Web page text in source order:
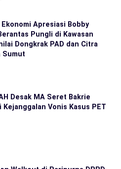
Ekonomi Apresiasi Bobby
Pungli di Kawasan
Dongkrak PAD dan Citra
Sumut
Desak MA Seret Bakrie
Kejanggalan Vonis Kasus PET